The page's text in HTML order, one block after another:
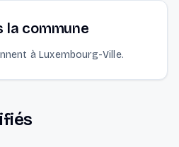
la commune
à Luxembourg-Ville.